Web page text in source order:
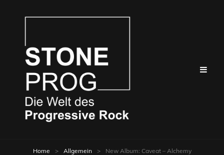
Home > Allgemein > New Album: Caveat – Alchemy